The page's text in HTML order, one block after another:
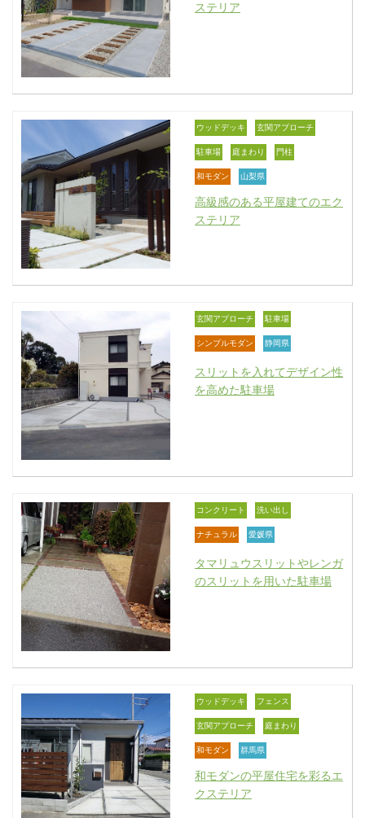
ステリア
ウッドデッキ 玄関アプローチ
駐車場 庭まわり 門柱
和モダン 山梨県
高級感のある平屋建てのエク
ステリア
玄関アプローチ 駐車場
シンプルモダン 静岡県
スリットを入れてデザイン性
を高めた駐車場
コンクリート 洗い出し
ナチュラル 愛媛県
タマリュウスリットやレンガ
のスリットを用いた駐車場
ウッドデッキ フェンス
玄関アプローチ 庭まわり
和モダン 群馬県
和モダンの平屋住宅を彩るエ
クステリア